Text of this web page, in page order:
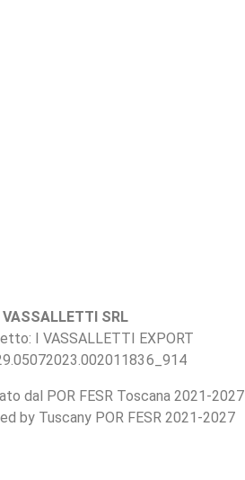
I VASSALLETTI SRL
I VASSALLETTI EXPORT
dal POR FESR Toscana 2021-2027
by Tuscany POR FESR 2021-2027